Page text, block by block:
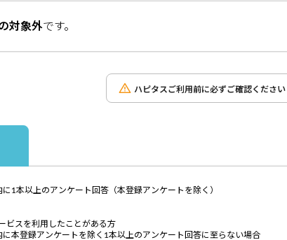
対象外です。
ハピタスご利用前に必ずご確認ください
1本以上のアンケート回答（本登録アンケートを除く）
ビスを利用したことがある方
本登録アンケートを除く1本以上のアンケート回答に至らない場合